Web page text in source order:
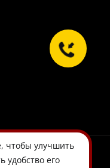
, чтобы улучшить
удобство его